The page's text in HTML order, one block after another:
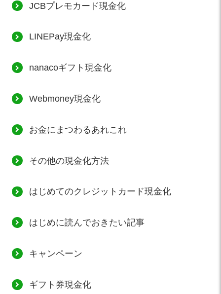
JCBプレモカード現金化
LINEPay現金化
nanacoギフト現金化
Webmoney現金化
お金にまつわるあれこれ
その他の現金化方法
はじめてのクレジットカード現金化
はじめに読んでおきたい記事
キャンペーン
ギフト券現金化